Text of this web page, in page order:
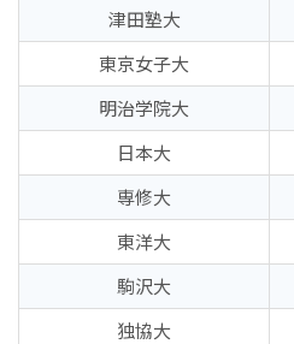
津田塾大
東京女子大
明治学院大
日本大
専修大
東洋大
駒沢大
独協大